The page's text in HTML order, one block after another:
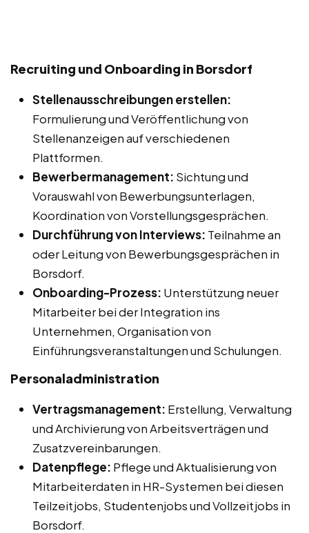
Recruiting und Onboarding in Borsdorf
Stellenausschreibungen erstellen:
Formulierung und Veröffentlichung von
Stellenanzeigen auf verschiedenen
Plattformen.
Bewerbermanagement: Sichtung und
Vorauswahl von Bewerbungsunterlagen,
Koordination von Vorstellungsgesprächen.
Durchführung von Interviews: Teilnahme an
oder Leitung von Bewerbungsgesprächen in
Borsdorf.
Onboarding-Prozess: Unterstützung neuer
Mitarbeiter bei der Integration ins
Unternehmen, Organisation von
Einführungsveranstaltungen und Schulungen.
Personaladministration
Vertragsmanagement: Erstellung, Verwaltung
und Archivierung von Arbeitsverträgen und
Zusatzvereinbarungen.
Datenpflege: Pflege und Aktualisierung von
Mitarbeiterdaten in HR-Systemen bei diesen
Teilzeitjobs, Studentenjobs und Vollzeitjobs in
Borsdorf.